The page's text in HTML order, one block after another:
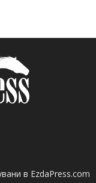
в EzdaPress.com